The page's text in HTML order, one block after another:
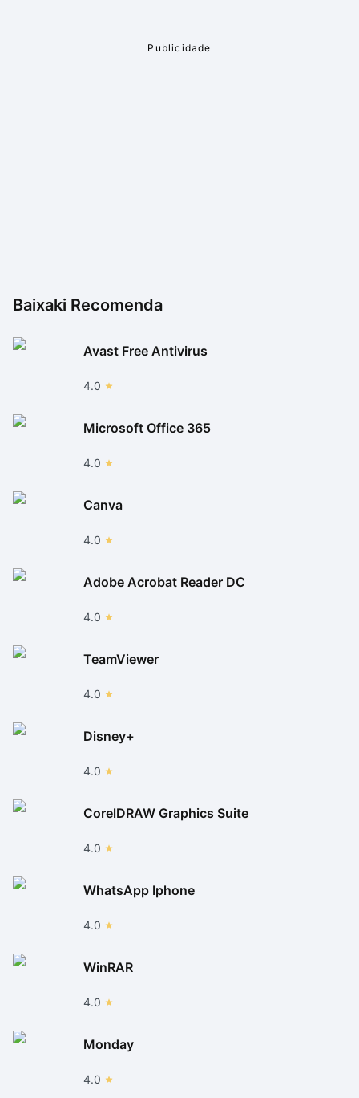
Baixaki Recomenda
Avast Free Antivirus
4.0
Microsoft Office 365
4.0
Canva
4.0
Adobe Acrobat Reader DC
4.0
TeamViewer
4.0
Disney+
4.0
CorelDRAW Graphics Suite
4.0
WhatsApp Iphone
4.0
WinRAR
4.0
Monday
4.0